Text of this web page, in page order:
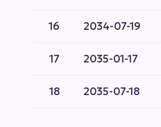
16 2034-07-19
17 2035-01-17
18 2035-07-18